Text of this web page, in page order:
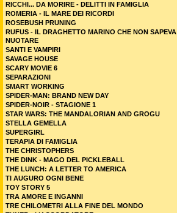
RICCHI... DA MORIRE - DELITTI IN FAMIGLIA
ROMERIA - IL MARE DEI RICORDI
ROSEBUSH PRUNING
RUFUS - IL DRAGHETTO MARINO CHE NON SAPEVA
NUOTARE
SANTI E VAMPIRI
SAVAGE HOUSE
SCARY MOVIE 6
SEPARAZIONI
SMART WORKING
SPIDER-MAN: BRAND NEW DAY
SPIDER-NOIR - STAGIONE 1
STAR WARS: THE MANDALORIAN AND GROGU
STELLA GEMELLA
SUPERGIRL
TERAPIA DI FAMIGLIA
THE CHRISTOPHERS
THE DINK - MAGO DEL PICKLEBALL
THE LUNCH: A LETTER TO AMERICA
TI AUGURO OGNI BENE
TOY STORY 5
TRA AMORE E INGANNI
TRE CHILOMETRI ALLA FINE DEL MONDO